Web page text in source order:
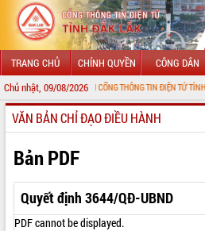
TRANG CHỦ CHÍNH QUYỀN CÔNG DÂN
Chủ nhật, 09/08/2026
MỪNG ĐẾN VỚI CỔNG THÔNG TIN ĐIỆN TỬ TỈNH ĐẮK LẮK
GIỚI THIỆU
LÃNH ĐẠO UBND TỈNH
TIN TỨC SỰ KIỆN
SỞ, BAN, NGÀNH
VĂN BẢN CHỈ ĐẠO ĐIỀU HÀNH
Bản PDF
Quyết định 3644/QĐ-UBND
PDF cannot be displayed.